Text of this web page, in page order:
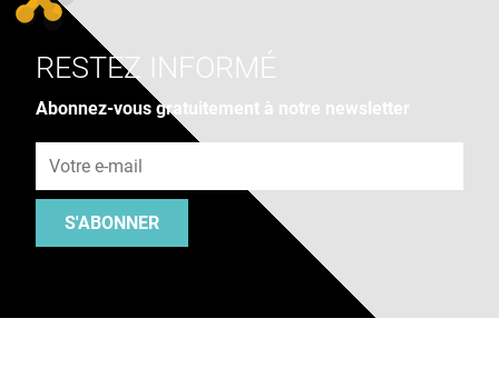
RESTEZ INFORMÉ
Abonnez-vous gratuitement à notre newsletter
S'ABONNER